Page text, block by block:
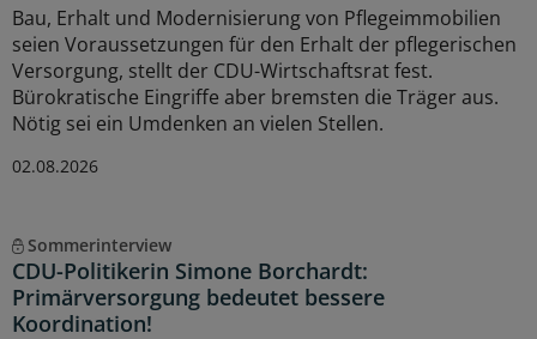
Bau, Erhalt und Modernisierung von Pflegeimmobilien
seien Voraussetzungen für den Erhalt der pflegerischen
Versorgung, stellt der CDU-Wirtschaftsrat fest.
Bürokratische Eingriffe aber bremsten die Träger aus.
Nötig sei ein Umdenken an vielen Stellen.
02.08.2026
Sommerinterview
CDU-Politikerin Simone Borchardt:
Primärversorgung bedeutet bessere
Koordination!